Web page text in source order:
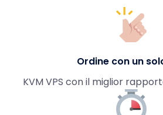
Ordine con un
KVM VPS con il miglior